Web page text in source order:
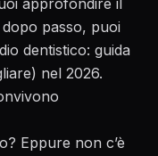
approfondire il
passo, puoi
dentistico: guida
nel 2026.
Eppure non c’è